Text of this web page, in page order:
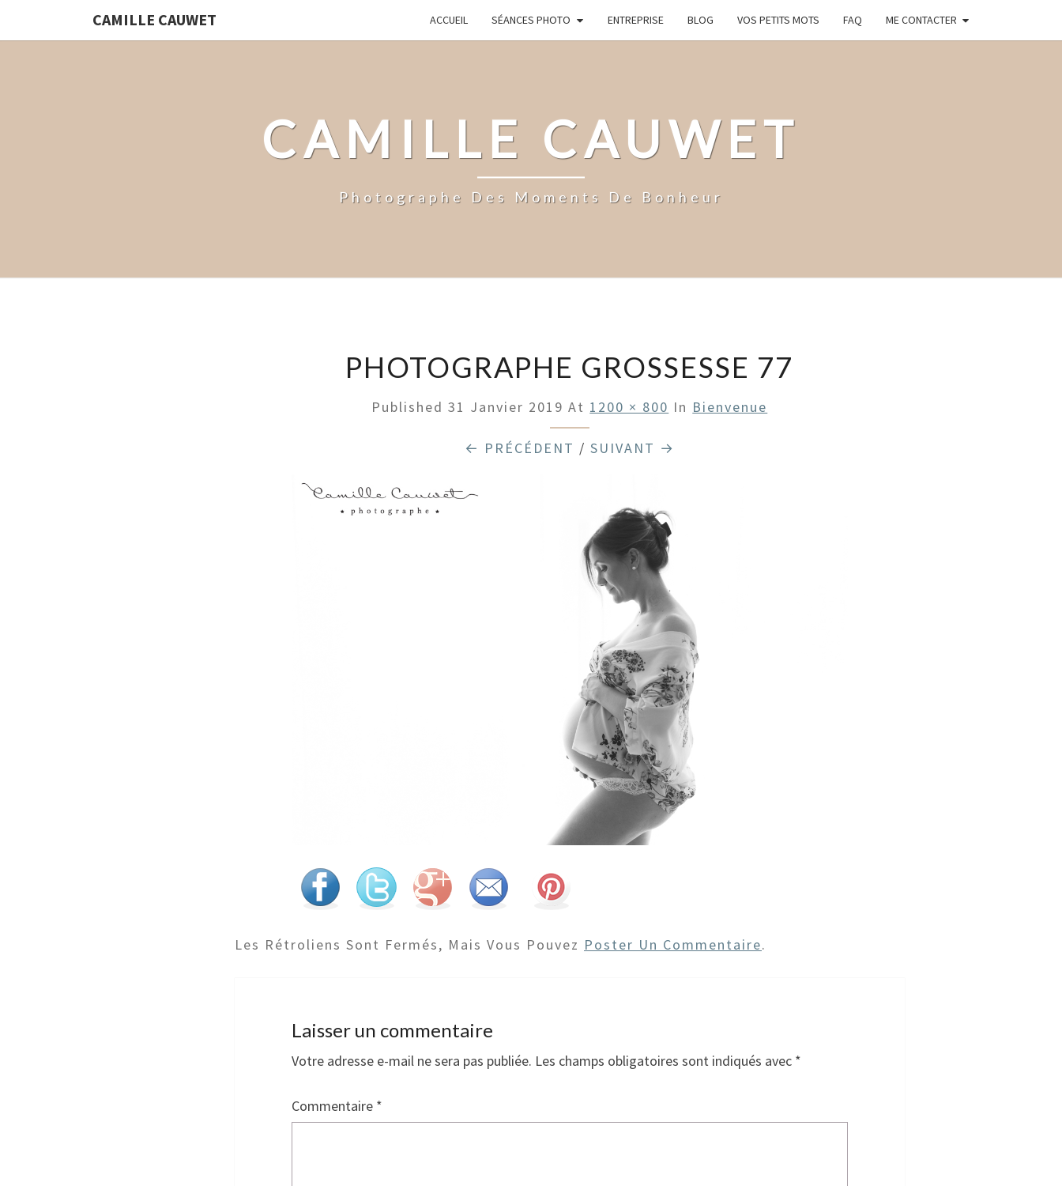
CAMILLE CAUWET ACCUEIL SÉANCES PHOTO ENTREPRISE BLOG VOS PETITS MOTS FAQ ME CONTACTER
CAMILLE CAUWET
Photographe Des Moments De Bonheur
PHOTOGRAPHE GROSSESSE 77
Published31 Janvier 2019 At 1200 × 800 In Bienvenue
← PRÉCÉDENT / SUIVANT →
Les Rétroliens Sont Fermés, Mais Vous Pouvez Poster Un Commentaire.
Laisser un commentaire
Votre adresse e-mail ne sera pas publiée. Les champs obligatoires sont indiqués avec *
Commentaire *